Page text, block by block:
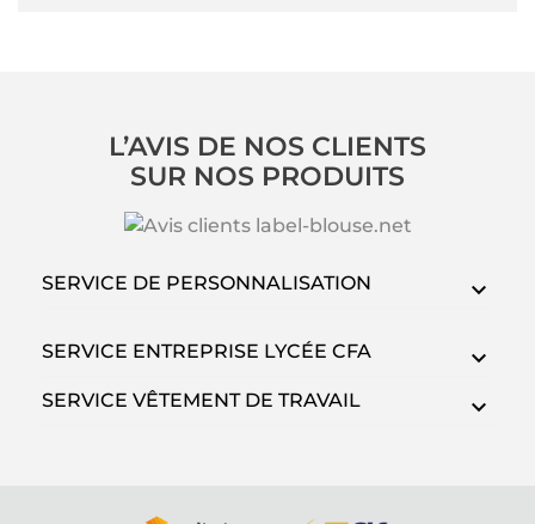
L’AVIS DE NOS CLIENTS
SUR NOS PRODUITS
SERVICE DE PERSONNALISATION
SERVICE ENTREPRISE LYCÉE CFA
SERVICE VÊTEMENT DE TRAVAIL